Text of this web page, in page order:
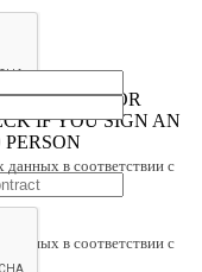
данных в соответствии с
AND POOR
IF YOU SIGN AN
данных в соответствии с